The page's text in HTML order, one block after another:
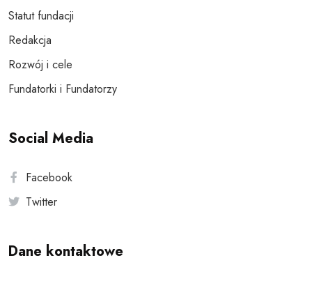
Statut fundacji
Redakcja
Rozwój i cele
Fundatorki i Fundatorzy
Social Media
Facebook
Twitter
Dane kontaktowe